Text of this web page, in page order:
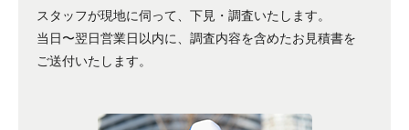
スタッフが現地に伺って、下見・調査いたします。
当日〜翌日営業日以内に、調査内容を含めたお見積書を
ご送付いたします。